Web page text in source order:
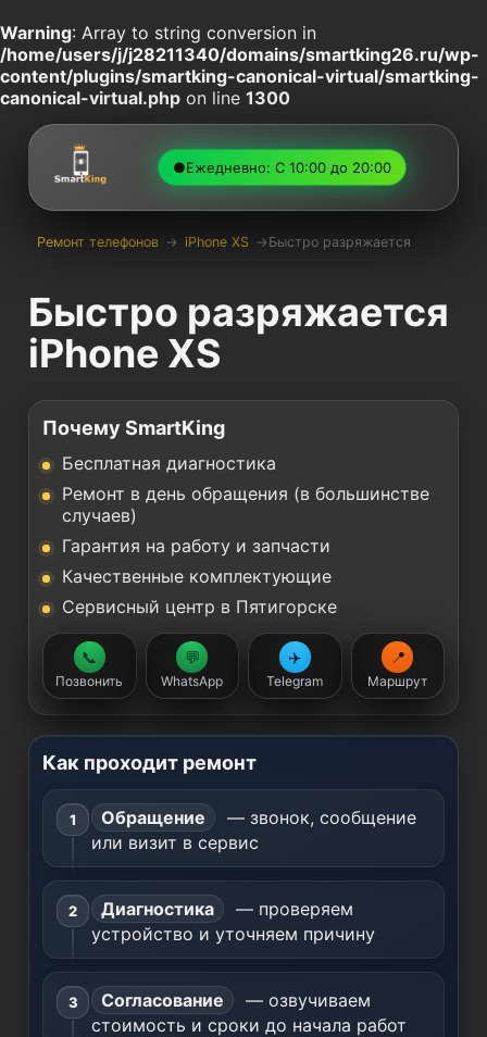
Warning: Array to string conversion in
/home/users/j/j28211340/domains/smartking26.ru/wp-
content/plugins/smartking-canonical-virtual/smartking-
canonical-virtual.php on line 1300
●Ежедневно: С 10:00 до 20:00
Ремонт телефонов → iPhone XS → Быстро разряжается
Быстро разряжается
iPhone XS
Почему SmartKing
Бесплатная диагностика
Ремонт в день обращения (в большинстве
случаев)
Гарантия на работу и запчасти
Качественные комплектующие
Сервисный центр в Пятигорске
📞
Позвонить
💬
WhatsApp
✈️
Telegram
📍
Маршрут
Как проходит ремонт
Обращение
— звонок, сообщение
или визит в сервис
Диагностика
— проверяем
устройство и уточняем причину
Согласование
— озвучиваем
стоимость и сроки до начала работ